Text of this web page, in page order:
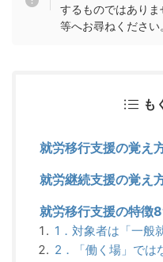
するものではあり
等へお尋ねください
も
就労移行支援の覚え
就労継続支援の覚え
就労移行支援の特徴
1．対象者は「一般
2．「働く場」では